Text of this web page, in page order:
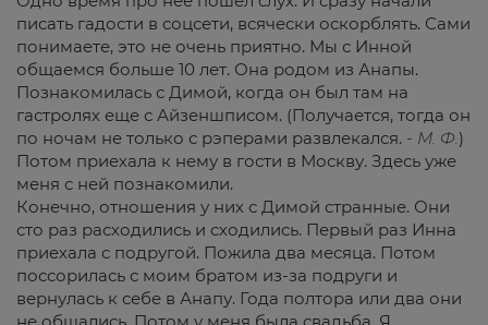
писать гадости в соцсети, всячески оскорблять. Сами
понимаете, это не очень приятно. Мы с Инной
общаемся больше 10 лет. Она родом из Анапы.
Познакомилась с Димой, когда он был там на
гастролях еще с Айзеншписом. (Получается, тогда он
по ночам не только с рэперами развлекался. - М. Ф.)
Потом приехала к нему в гости в Москву. Здесь уже
меня с ней познакомили.
Конечно, отношения у них с Димой странные. Они
сто раз расходились и сходились. Первый раз Инна
приехала с подругой. Пожила два месяца. Потом
поссорилась с моим братом из-за подруги и
вернулась к себе в Анапу. Года полтора или два они